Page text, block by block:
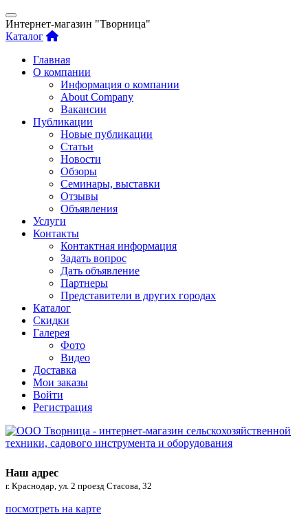
Интернет-магазин "Творница"
Каталог
Главная
О компании
Информация о компании
About Company
Вакансии
Публикации
Новые публикации
Статьи
Новости
Обзоры
Семинары, выставки
Отзывы
Объявления
Услуги
Контакты
Контактная информация
Задать вопрос
Дать объявление
Партнеры
Представители в других городах
Каталог
Скидки
Галерея
Фото
Видео
Доставка
Мои заказы
Войти
Регистрация
Наш адрес
г. Краснодар, ул. 2 проезд Стасова, 32
посмотреть на карте